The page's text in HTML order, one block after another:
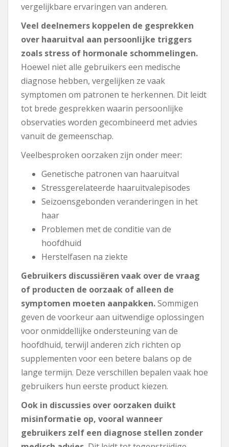
vergelijkbare ervaringen van anderen.
Veel deelnemers koppelen de gesprekken
over haaruitval aan persoonlijke triggers
zoals stress of hormonale schommelingen.
Hoewel niet alle gebruikers een medische
diagnose hebben, vergelijken ze vaak
symptomen om patronen te herkennen. Dit leidt
tot brede gesprekken waarin persoonlijke
observaties worden gecombineerd met advies
vanuit de gemeenschap.
Veelbesproken oorzaken zijn onder meer:
Genetische patronen van haaruitval
Stressgerelateerde haaruitvalepisodes
Seizoensgebonden veranderingen in het
haar
Problemen met de conditie van de
hoofdhuid
Herstelfasen na ziekte
Gebruikers discussiëren vaak over de vraag
of producten de oorzaak of alleen de
symptomen moeten aanpakken.Sommigen
geven de voorkeur aan uitwendige oplossingen
voor onmiddellijke ondersteuning van de
hoofdhuid, terwijl anderen zich richten op
supplementen voor een betere balans op de
lange termijn. Deze verschillen bepalen vaak hoe
gebruikers hun eerste product kiezen.
Ook in discussies over oorzaken duikt
misinformatie op, vooral wanneer
gebruikers zelf een diagnose stellen zonder